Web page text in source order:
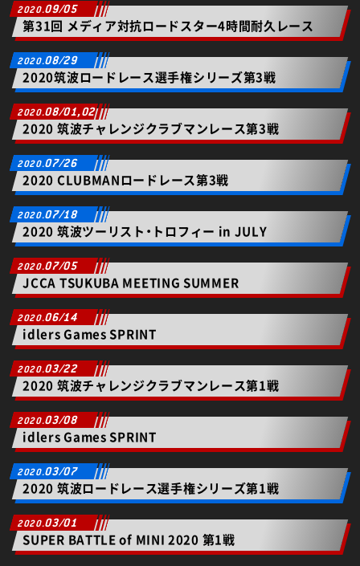
09/05
第31回 メディア対抗ロードスター4時間耐久レース
08/29
2020筑波ロードレース選手権シリーズ第3戦
08/01,02
2020 筑波チャレンジクラブマンレース第3戦
07/26
2020 CLUBMANロードレース第3戦
07/18
2020 筑波ツーリスト・トロフィー in JULY
07/05
JCCA TSUKUBA MEETING SUMMER
06/14
idlers Games SPRINT
03/22
2020 筑波チャレンジクラブマンレース第1戦
03/08
idlers Games SPRINT
03/07
2020 筑波ロードレース選手権シリーズ第1戦
03/01
SUPER BATTLE of MINI 2020 第1戦